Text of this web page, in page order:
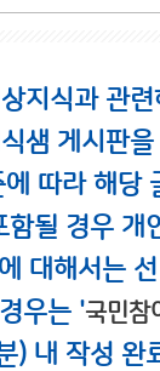
지식과 관
샘 게시판
따라 해당
될 경우
대해서는
우는 '국민참
) 내 작성 완